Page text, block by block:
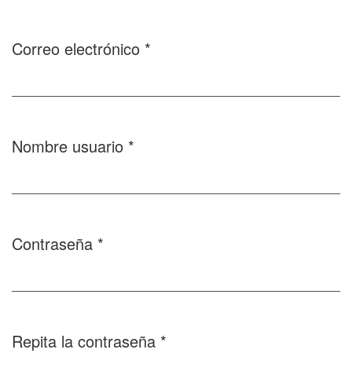
Correo electrónico *
Nombre usuario *
Contraseña *
Repita la contraseña *